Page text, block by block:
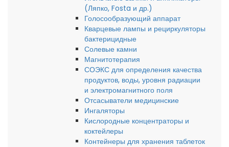
(Ляпко, Fosta и др.)
Голосообразующий аппарат
Кварцевые лампы и рециркуляторы
бактерицидные
Солевые камни
Магнитотерапия
СОЭКС для определения качества
продуктов, воды, уровня радиации
и электромагнитного поля
Отсасыватели медицинские
Ингаляторы
Кислородные концентраторы и
коктейлеры
Контейнеры для хранения таблеток